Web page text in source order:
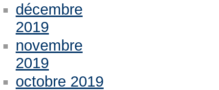
décembre
2019
novembre
2019
octobre 2019